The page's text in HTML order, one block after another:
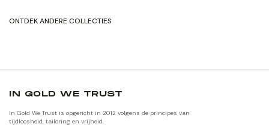
ONTDEK ANDERE COLLECTIES
IN GOLD WE TRUST
In Gold We Trust is opgericht in 2012 volgens de principes van
tijdloosheid, tailoring en vrijheid.